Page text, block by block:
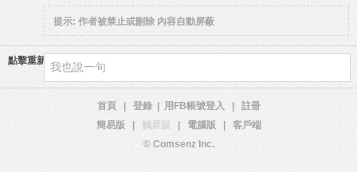
提示: 作者被禁止或刪除 內容自動屏蔽
點擊重新加載
首頁 登錄 用FB帳號登入
註冊
簡易版
觸屏版 電腦版
客戶端
© Comsenz Inc.